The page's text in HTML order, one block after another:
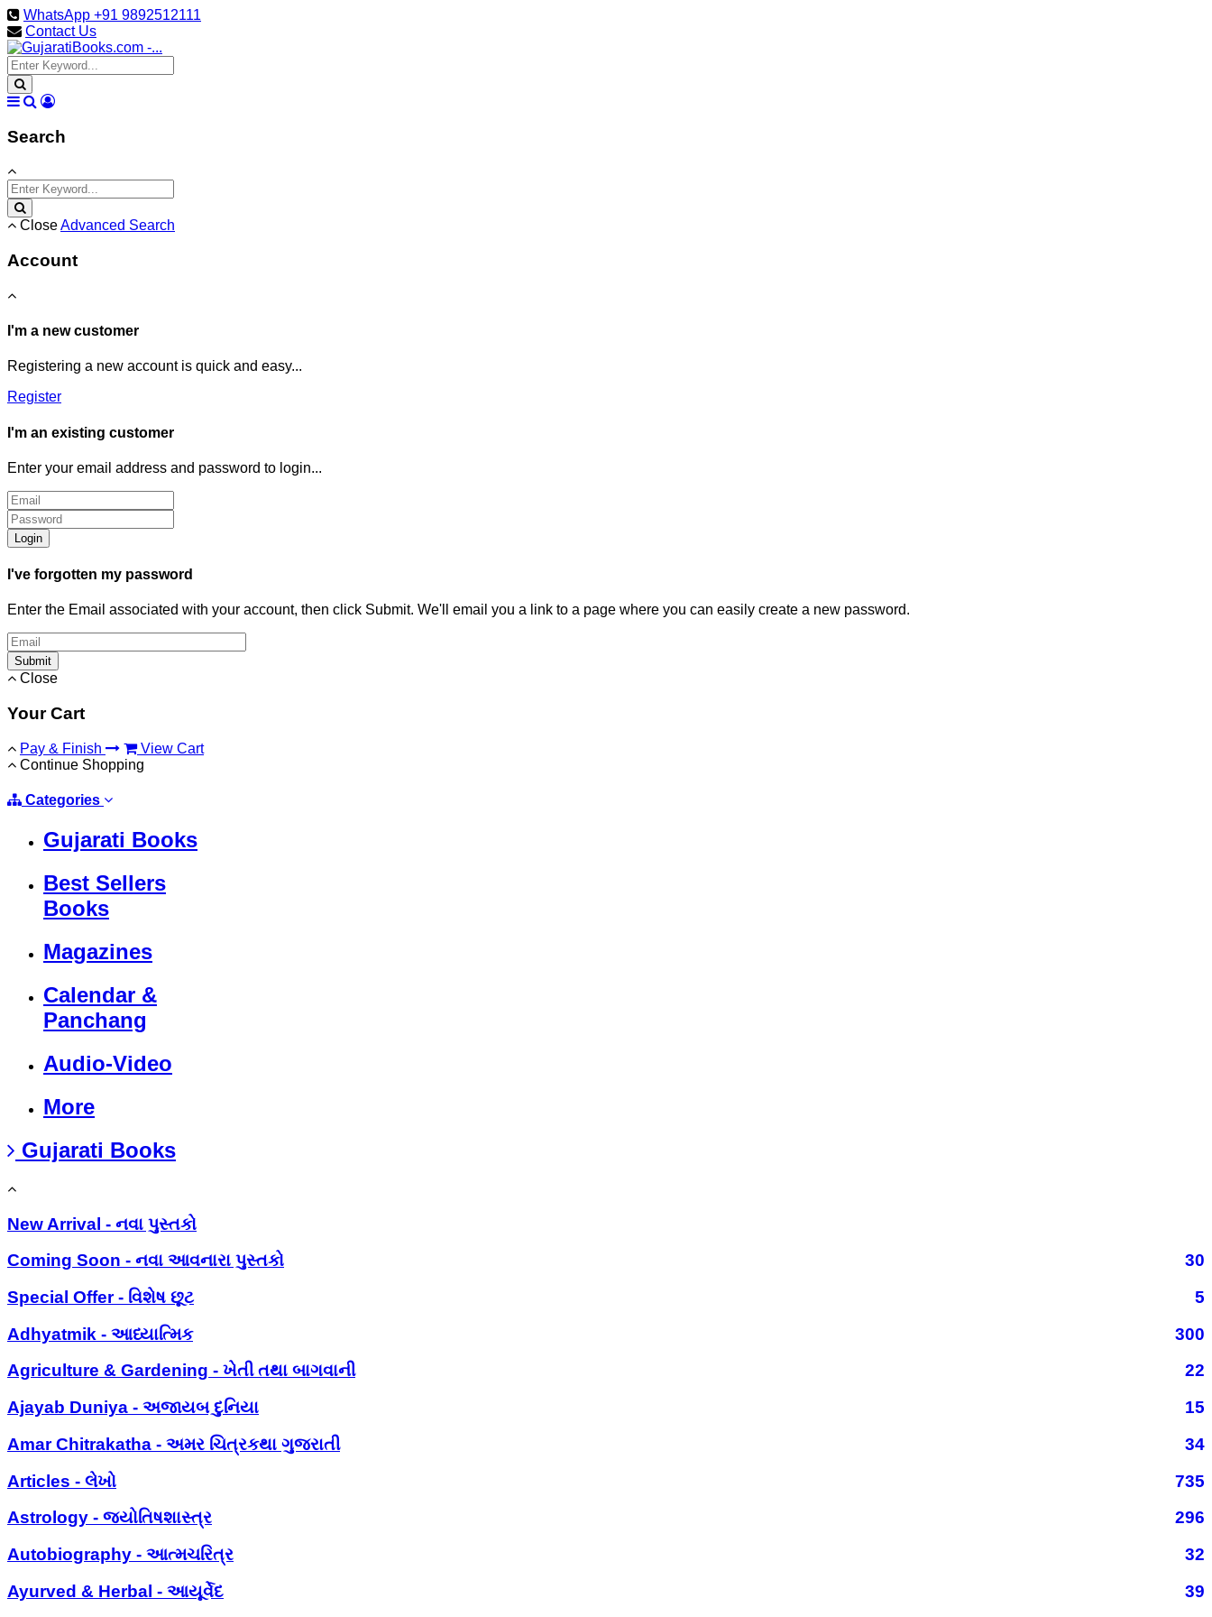
WhatsApp +91 9892512111
Contact Us
Search
CloseAdvanced Search
Account
I'm a new customer
Registering a new account is quick and easy...
Register
I'm an existing customer
Enter your email address and password to login...
Login
I've forgotten my password
Enter the Email associated with your account, then click Submit. We'll email you a link to a page where you can easily create a new password.
Submit
Close
Your Cart
Pay & Finish
View Cart
Continue Shopping
Categories
Gujarati Books
Best Sellers
Books
Magazines
Calendar &
Panchang
Audio-Video
More
Gujarati Books
New Arrival - નવા પુસ્તકો
Coming Soon - નવા આવનારા પુસ્તકો
30
Special Offer - વિશેષ છૂટ
5
Adhyatmik - આધ્યાત્મિક
300
Agriculture & Gardening - ખેતી તથા બાગવાની
22
Ajayab Duniya - અજાયબ દુનિયા
15
Amar Chitrakatha - અમર ચિત્રકથા ગુજરાતી
34
Articles - લેખો
735
Astrology - જ્યોતિષશાસ્ત્ર
296
Autobiography - આત્મચરિત્ર
32
Ayurved & Herbal - આયૂર્વેદ
39